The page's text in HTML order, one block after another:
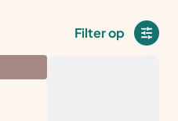
Filter op